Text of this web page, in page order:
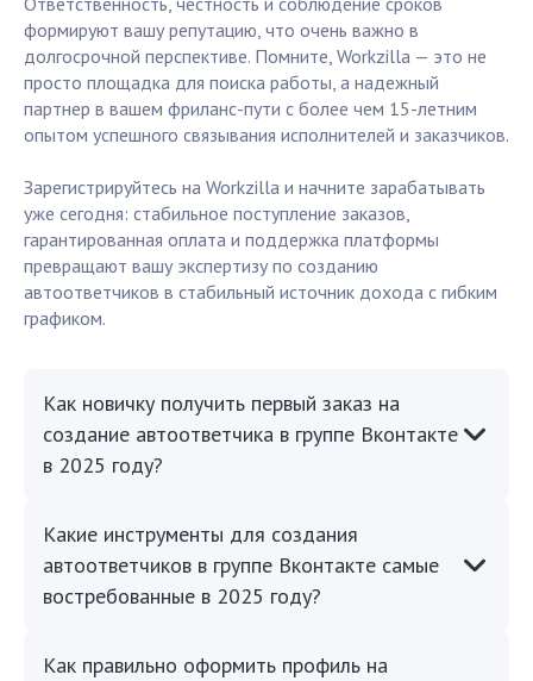
формируют вашу репутацию, что очень важно в
долгосрочной перспективе. Помните, Workzilla — это не
просто площадка для поиска работы, а надежный
партнер в вашем фриланс-пути с более чем 15-летним
опытом успешного связывания исполнителей и заказчиков.
Зарегистрируйтесь на Workzilla и начните зарабатывать
уже сегодня: стабильное поступление заказов,
гарантированная оплата и поддержка платформы
превращают вашу экспертизу по созданию
автоответчиков в стабильный источник дохода с гибким
графиком.
Как новичку получить первый заказ на
создание автоответчика в группе Вконтакте
в 2025 году?
Какие инструменты для создания
автоответчиков в группе Вконтакте самые
востребованные в 2025 году?
Как правильно оформить профиль на